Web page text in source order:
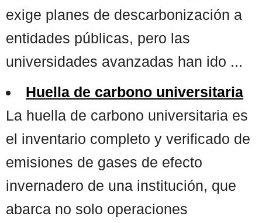
exige planes de descarbonización a
entidades públicas, pero las
universidades avanzadas han ido ...
Huella de carbono universitaria
La huella de carbono universitaria es
el inventario completo y verificado de
emisiones de gases de efecto
invernadero de una institución, que
abarca no solo operaciones